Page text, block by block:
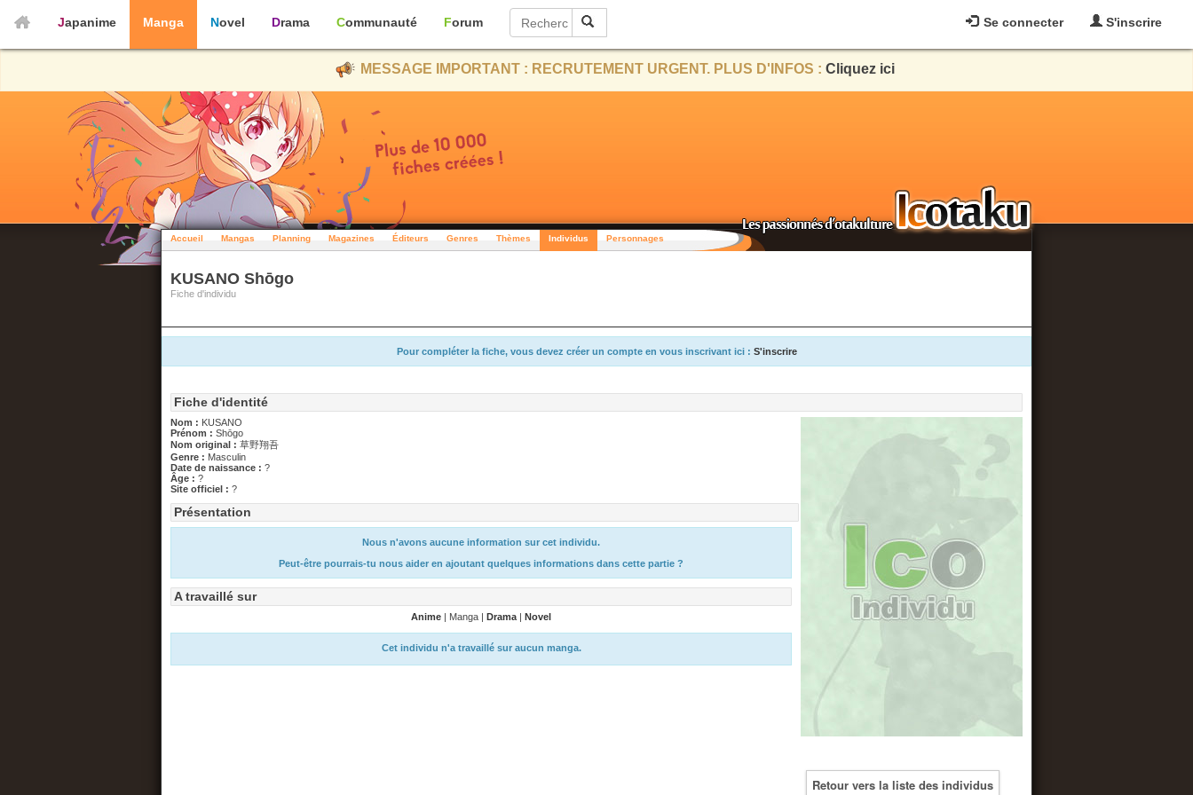
Se connecter S'inscrire
Japanime Manga Novel Drama Communauté Forum
MESSAGE IMPORTANT : RECRUTEMENT URGENT. PLUS D'INFOS : Cliquez ici
Accueil Mangas Planning Magazines Éditeurs Genres Thèmes Individus Personnages
KUSANO Shōgo
Fiche d'individu
Pour compléter la fiche, vous devez créer un compte en vous inscrivant ici : S'inscrire
Fiche d'identité
Nom : KUSANO
Prénom : Shōgo
Nom original : 草野翔吾
Genre : Masculin
Date de naissance : ?
Âge : ?
Site officiel : ?
Présentation
Nous n'avons aucune information sur cet individu.
Peut-être pourrais-tu nous aider en ajoutant quelques informations dans cette partie ?
A travaillé sur
Anime | Manga | Drama | Novel
Cet individu n'a travaillé sur aucun manga.
Retour vers la liste des individus